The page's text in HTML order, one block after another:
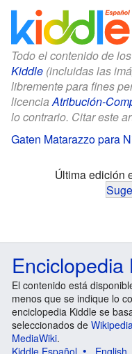
Todo el contenido de
Kiddle (incluidas las
libremente para fines
licenciaAtribución-
lo contrario. Citar este
Gaten Matarazzo para
Última edición
Enciclopedia
El contenido está
menos que se indique lo
enciclopedia Kiddle se
seleccionados de Wikipedia
MediaWiki.
Kiddle Español
English